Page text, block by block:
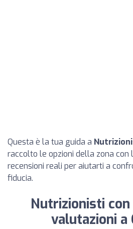
Questa è la tua guida a
raccolto le opzioni della zona con
recensioni reali per aiutarti a
fiducia.
Nutrizionisti
valutazioni a